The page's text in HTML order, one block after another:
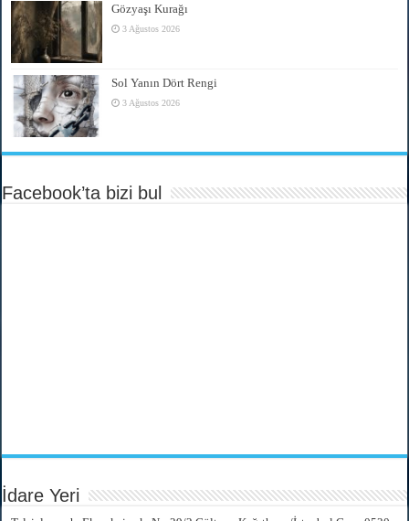
Gözyaşı Kurağı
3 Ağustos 2026
Sol Yanın Dört Rengi
3 Ağustos 2026
Facebook’ta bizi bul
İdare Yeri